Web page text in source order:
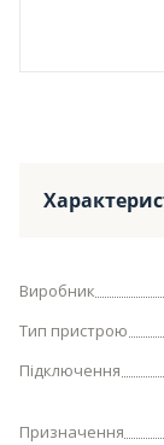
Виробник
Тип пристрою
Підключення
Призначення